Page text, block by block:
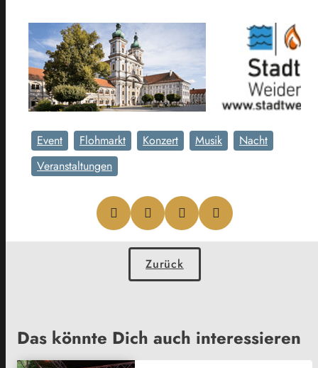
Event Flohmarkt Konzert Musik
Nacht
Veranstaltungen
Zurück
Das könnte Dich auch interessieren